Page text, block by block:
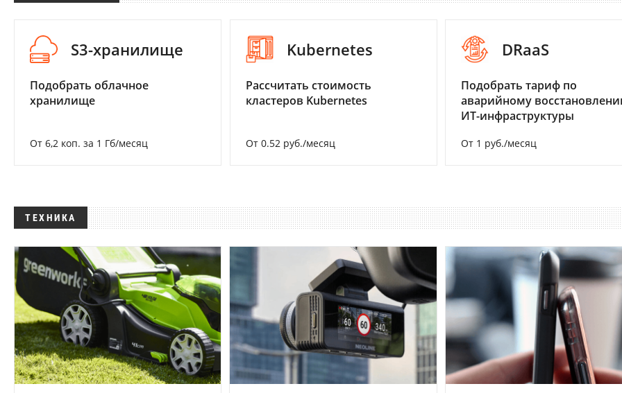
S3-хранилище
Подобрать облачное
хранилище
От 6,2 коп. за 1 Гб/месяц
Kubernetes
Рассчитать стоимость
кластеров Kubernetes
От 0.52 руб./месяц
DRaaS
Подобрать тариф по
аварийному
ИТ-инфраструктуры
От 1 руб./месяц
ТЕХНИКА